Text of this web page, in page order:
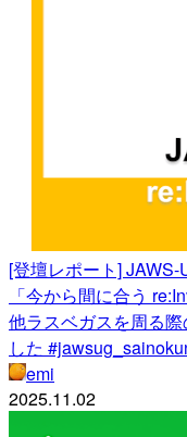
[登壇レポート]
「今から間に合う
他ラスベガスを周る
した
emi
2025.11.02